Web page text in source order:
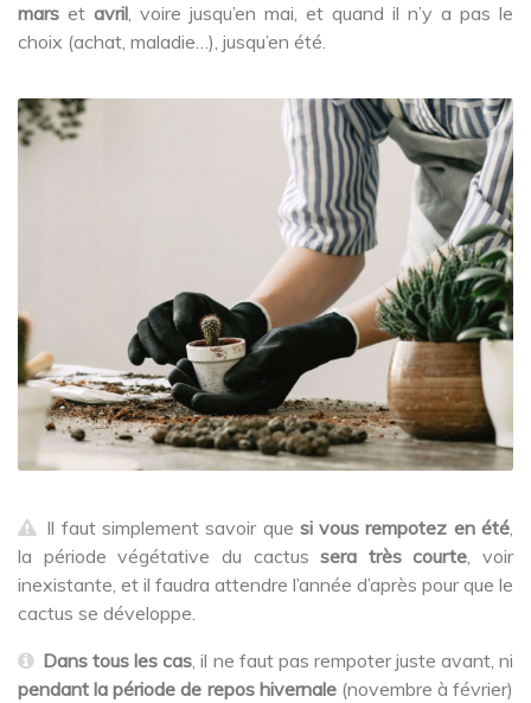
mars et avril, voire jusqu’en mai, et quand il n’y a pas le
choix (achat, maladie…), jusqu’en été.
Il faut simplement savoir que si vous rempotez en été
la période végétative du cactussera très courte , voir
inexistante, et il faudra attendre l’année d’après pour que le
cactus se développe.
Dans tous les cas , il ne faut pas rempoter juste avant, ni
pendant la période de repos hivernale(novembre à février)